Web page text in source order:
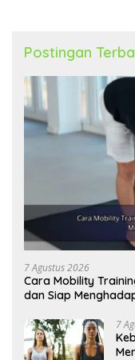
Postingan
7 Agustus 2026
Cara Mobility
dan Siap
7